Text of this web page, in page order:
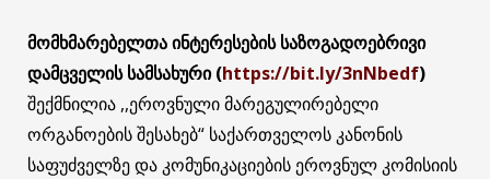
მომხმარებელთა ინტერესების საზოგადოებრივი
დამცველის სამსახური (https://bit.ly/3nNbedf)
შექმნილია ,,ეროვნული მარეგულირებელი
ორგანოების შესახებ“ საქართველოს კანონის
საფუძველზე და კომუნიკაციების ეროვნულ კომისიის